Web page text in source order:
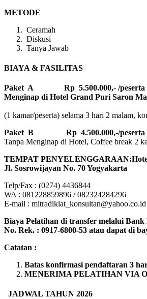
METODE
Ceramah
Diskusi
Tanya Jawab
BIAYA & FASILITAS
Paket A Rp 5.500.000,- /peserta
Menginap di Hotel Grand Puri Saron
(1 kamar/peserta) selama 3 hari 2 malam,
Paket B
Rp 4.500.000,-/peserta
Tanpa Menginap di Hotel, Coffee break 2
TEMPAT
Jl. Sosrowijayan No. 70 Yogyakarta
Telp/Fax : (0274) 4436844
WA : 081228859896 / 082324284296
E-mail : mitradiklat_konsultan@yahoo.co.id
Biaya Pelatihan di transfer melalui
No. Rek. : 0917-6800-53 atau dapat di
Catatan :
Batas konfirmasi pendaftaran 3
MENERIMA PELATIHAN VIA
JADWAL TAHUN 2026